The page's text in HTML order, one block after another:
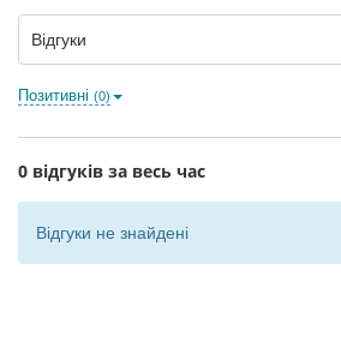
Відгуки
Позитивні (0)
0 відгуків за весь час
Відгуки не знайдені